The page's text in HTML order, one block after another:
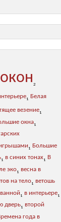
2
1 Белая
везение1
окна1
1
Большие
1 в синих тонах1
В
эко1
весна в
на тело1
ветошь
1 в интерьере1
дверь1 второй
года в